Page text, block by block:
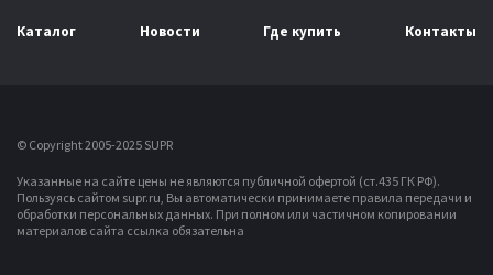
Каталог Новости Где купить Контакты
© Copyright 2005-2025 SUPR
Указанные на сайте цены не являются публичной офертой (ст.435 ГК РФ).
Пользуясь сайтом supr.ru, Вы автоматически принимаете правила передачи и
обработки персональных данных. При полном или частичном копировании
материалов сайта ссылка обязательна